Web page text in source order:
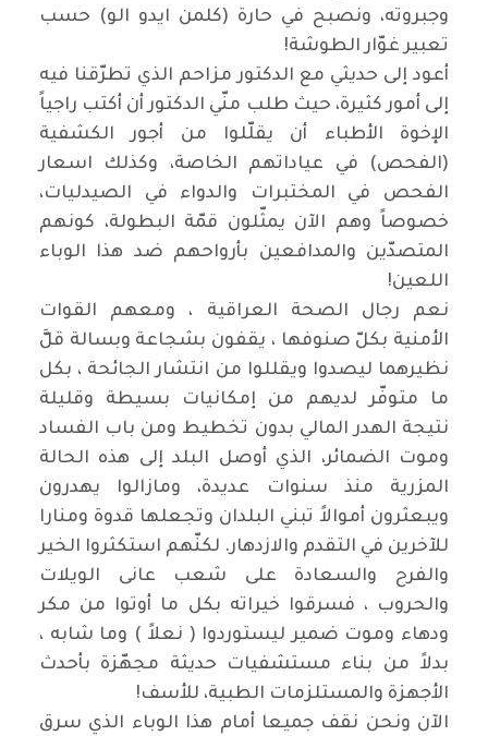
وجبروته، ونصبح في حارة (كلمن ايدو الو) حسب
تعبير غوّار الطوشة!
أعود إلى حديثي مع الدكتور مزاحم الذي تطرّقنا فيه
إلى أمور كثيرة، حيث طلب منّي الدكتور أن أكتب راجياً
الإخوة الأطباء أن يقلّلوا من أجور الكشفية
(الفحص) في عياداتهم الخاصة، وكذلك اسعار
الفحص في المختبرات والدواء في الصيدليات،
خصوصاً وهم الآن يمثّلون قمّة البطولة، كونهم
المتصدّين والمدافعين بأرواحهم ضد هذا الوباء
اللعين!
نعم رجال الصحة العراقية ، ومعهم القوات
الأمنية بكلّ صنوفها ، يقفون بشجاعة وبسالة قلَّ
نظيرهما ليصدوا ويقللوا من انتشار الجائحة ، بكل
ما متوفّر لديهم من إمكانيات بسيطة وقليلة
نتيجة الهدر المالي بدون تخطيط ومن باب الفساد
وموت الضمائر، الذي أوصل البلد إلى هذه الحالة
المزرية منذ سنوات عديدة، ومازالوا يهدرون
ويبعثرون أموالاً تبني البلدان وتجعلها قدوة ومنارا
للآخرين في التقدم والازدهار. لكنّهم استكثروا الخير
والفرح والسعادة على شعب عانى الويلات
والحروب ، فسرقوا خيراته بكل ما أوتوا من مكر
ودهاء وموت ضمير ليستوردوا ( نعلاً ) وما شابه ،
بدلاً من بناء مستشفيات حديثة مجهّزة بأحدث
الأجهزة والمستلزمات الطبية، للأسف!
الآن ونحن نقف جميعا أمام هذا الوباء الذي سرق